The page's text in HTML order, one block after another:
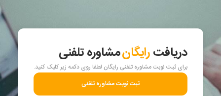
دریافترایگانمشاوره تلفنی
برای ثبت نوبت مشاوره تلفنی رایگان لطفا روی دکمه زیر کلیک کنید.
ثبت نوبت مشاوره تلفنی